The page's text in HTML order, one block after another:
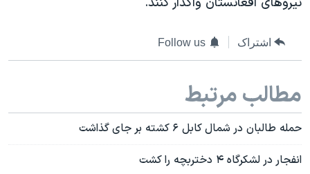
تریبونال مردمی آبان ۹۸
چهل سال گروگان‌گیری
اسرائیل در جنگ
اشتراک Follow us
مطالب مرتبط
حمله طالبان در شمال کابل ۶ کشته بر جای گذاشت
انفجار در لشکرگاه ۴ دختربچه را کشت